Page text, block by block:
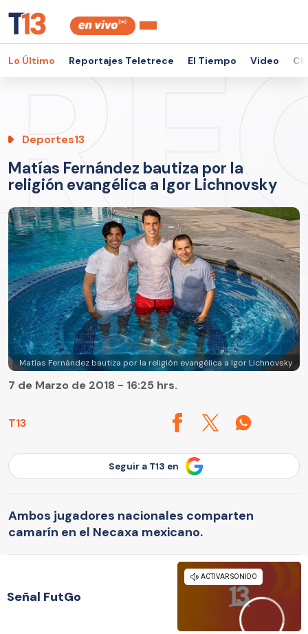
Lo Último Reportajes Teletrece El Tiempo Video
Deportes13
Matías Fernández bautiza por la
religión evangélica a Igor Lichnovsky
Matías Fernández bautiza por la religión evangélica a Igor Lichnovsky
T13
7 de Marzo de 2018 - 16:25 hrs.
Seguir a T13 en
Ambos jugadores nacionales comparten
camarín en el Necaxa mexicano.
Señal FutGo